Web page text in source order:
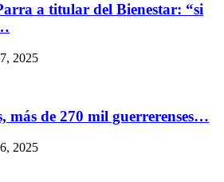
a titular del Bienestar: “si
2025
más de 270 mil guerrerenses…
2025